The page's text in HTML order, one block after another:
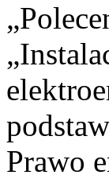
Prawo